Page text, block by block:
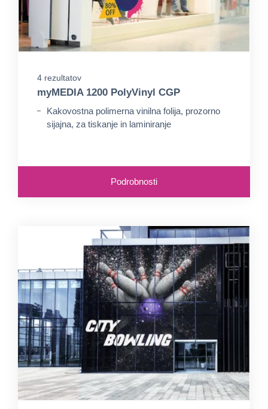
4 rezultatov
myMEDIA 1200 PolyVinyl CGP
Kakovostna polimerna vinilna folija, prozorno
sijajna, za tiskanje in laminiranje
Podrobnosti